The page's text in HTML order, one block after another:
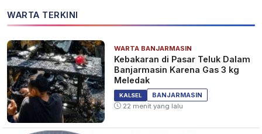
Semifinal Copa del Rey:
Atletico Madrid Hancurkan
Barcelona 4-0, Blaugrana di
Ujung Tanduk
SPORT 5 bulan yang lalu
WARTA TERKINI
WARTA BANJARMASIN
Kebakaran di Pasar Teluk Dalam
Banjarmasin Karena Gas 3 kg
Meledak
KALSEL
BANJARMASIN
22 menit yang lalu